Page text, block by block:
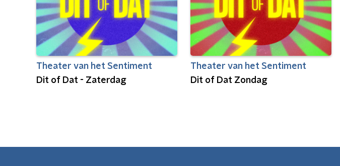
Theater van het Sentiment
Dit of Dat - Zaterdag
Theater van het Sentiment
Dit of Dat Zondag